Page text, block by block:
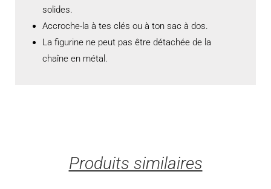
solides.
Accroche-la à tes clés ou à ton sac à dos.
La figurine ne peut pas être détachée de la
chaîne en métal.
Produits similaires